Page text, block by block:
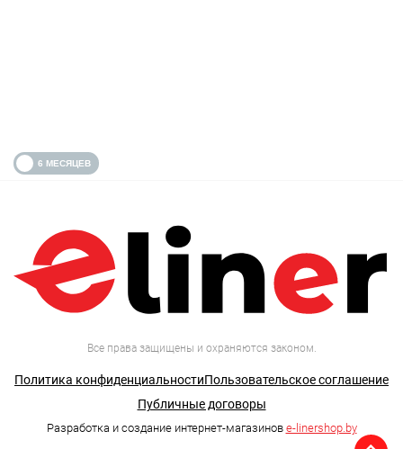
Все права защищены и охраняются законом.
Политика конфиденциальностиПользовательское соглашение
Публичные договоры
Разработка и создание интернет-магазинов e-linershop.by